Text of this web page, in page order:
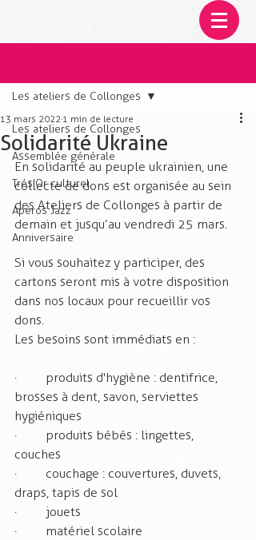
Les ateliers de Collonges
Assemblée générale
Trés'Or culturel
Apéros Jazz
Anniversaire
Les ateliers de Collonges
Solidarité Ukraine
13 mars 2022 1 min de lecture
En solidarité au peuple ukrainien, une
collecte de dons est organisée au sein
des Ateliers de Collonges à partir de
demain et jusqu’au vendredi 25 mars.
Si vous souhaitez y participer, des
cartons seront mis à votre disposition
dans nos locaux pour recueillir vos
dons.
Les besoins sont immédiats en :
·         produits d'hygiène : dentifrice,
brosses à dent, savon, serviettes
hygiéniques
·         produits bébés : lingettes,
couches
·         couchage : couvertures, duvets,
draps, tapis de sol
·         jouets
·         matériel scolaire